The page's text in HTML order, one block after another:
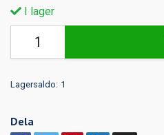
I lager
Lagersaldo: 1
Dela